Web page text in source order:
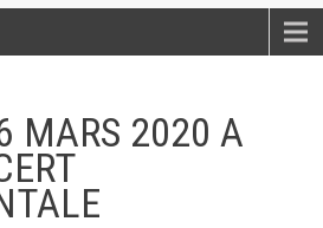
MARS 2020 A